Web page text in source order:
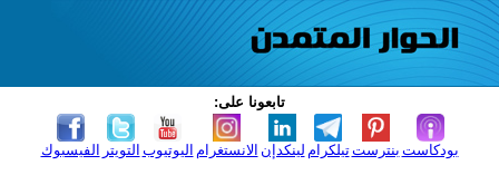
تابعونا على:
الفيسبوك التويتر اليوتيوب الانستغرام لينكدإن تيلكرامبنترست بودكاست